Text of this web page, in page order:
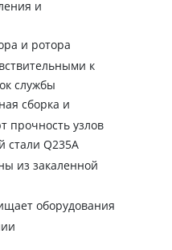
и
и ротора
к
службы
сборка и
прочность узлов
стали Q235A
из закаленной
оборудования